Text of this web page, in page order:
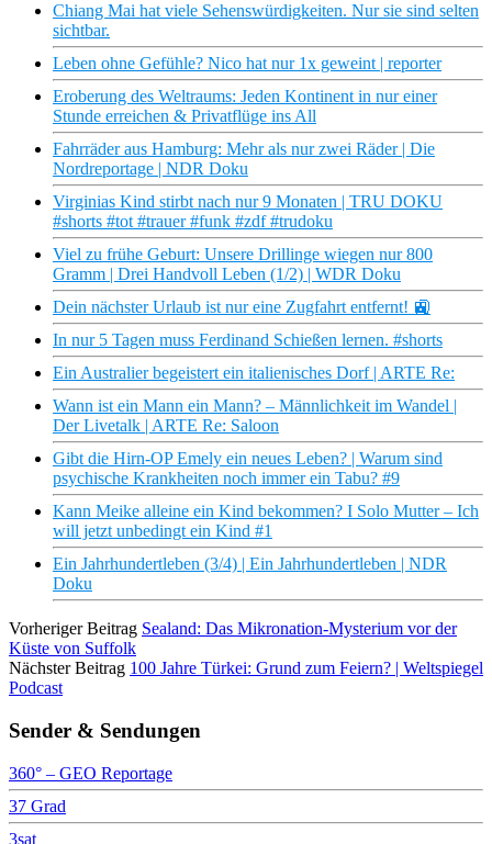
Chiang Mai hat viele Sehenswürdigkeiten. Nur sie sind selten
sichtbar.
Leben ohne Gefühle? Nico hat nur 1x geweint | reporter
Eroberung des Weltraums: Jeden Kontinent in nur einer
Stunde erreichen & Privatflüge ins All
Fahrräder aus Hamburg: Mehr als nur zwei Räder | Die
Nordreportage | NDR Doku
Virginias Kind stirbt nach nur 9 Monaten | TRU DOKU
#shorts #tot #trauer #funk #zdf #trudoku
Viel zu frühe Geburt: Unsere Drillinge wiegen nur 800
Gramm | Drei Handvoll Leben (1/2) | WDR Doku
Dein nächster Urlaub ist nur eine Zugfahrt entfernt! 🚉
In nur 5 Tagen muss Ferdinand Schießen lernen. #shorts
Ein Australier begeistert ein italienisches Dorf | ARTE Re:
Wann ist ein Mann ein Mann? – Männlichkeit im Wandel |
Der Livetalk | ARTE Re: Saloon
Gibt die Hirn-OP Emely ein neues Leben? | Warum sind
psychische Krankheiten noch immer ein Tabu? #9
Kann Meike alleine ein Kind bekommen? I Solo Mutter – Ich
will jetzt unbedingt ein Kind #1
Ein Jahrhundertleben (3/4) | Ein Jahrhundertleben | NDR
Doku
Vorheriger Beitrag Sealand: Das Mikronation-Mysterium vor der
Küste von Suffolk
Nächster Beitrag 100 Jahre Türkei: Grund zum Feiern? | Weltspiegel
Podcast
Sender & Sendungen
360° – GEO Reportage
37 Grad
3sat